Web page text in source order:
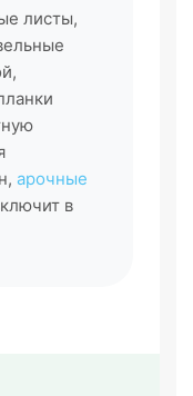
листы,
арочные
в